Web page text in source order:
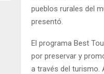
pueblos rurales del
presentó.
El programa Best
por preservar y
a través del turismo.